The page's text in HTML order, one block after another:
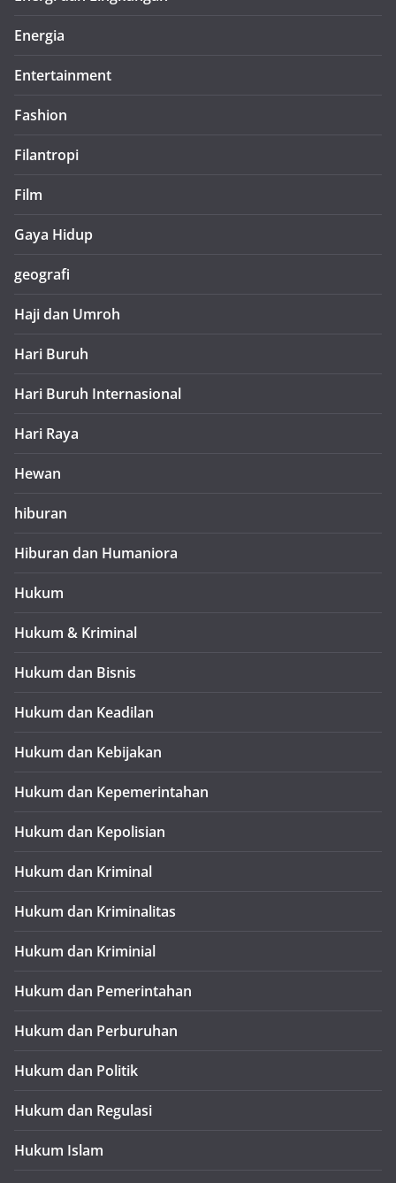
Energia
Entertainment
Fashion
Filantropi
Film
Gaya Hidup
geografi
Haji dan Umroh
Hari Buruh
Hari Buruh Internasional
Hari Raya
Hewan
hiburan
Hiburan dan Humaniora
Hukum
Hukum & Kriminal
Hukum dan Bisnis
Hukum dan Keadilan
Hukum dan Kebijakan
Hukum dan Kepemerintahan
Hukum dan Kepolisian
Hukum dan Kriminal
Hukum dan Kriminalitas
Hukum dan Kriminial
Hukum dan Pemerintahan
Hukum dan Perburuhan
Hukum dan Politik
Hukum dan Regulasi
Hukum Islam